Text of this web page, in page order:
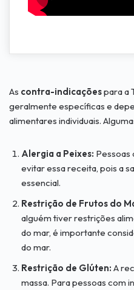
As contra-indicaçõespara a
geralmente específicas e
alimentares individuais.
Alergia a Peixes: Pessoas
evitar essa receita, pois a
essencial.
Restrição de Frutos do
alguém tiver restrições
do mar, é importante
do mar.
Restrição de Glúten: A
massa. Para pessoas com